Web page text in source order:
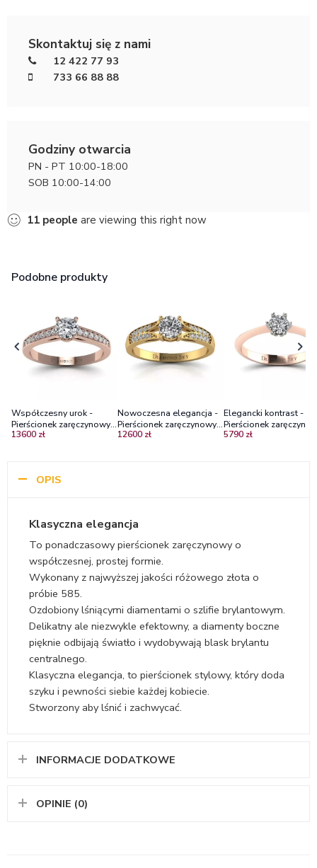
Skontaktuj się z nami
12 422 77 93
733 66 88 88
Godziny otwarcia
PN - PT 10:00-18:00
SOB 10:00-14:00
11 people are viewing this right now
Podobne produkty
Współczesny urok -
Pierścionek zaręczynowy z
różowego złota z
13600 zł
Nowoczesna elegancja -
Pierścionek zaręczynowy z
żółtego złota z brylantami
12600 zł
Elegancki kontrast -
Pierścionek
brylantem, różowe i
5790 zł
OPIS
Klasyczna elegancja
To ponadczasowy pierścionek zaręczynowy o
współczesnej, prostej formie.
Wykonany z najwyższej jakości różowego złota o
próbie 585.
Ozdobiony lśniącymi diamentami o szlifie brylantowym.
Delikatny ale niezwykle efektowny, a diamenty boczne
pięknie odbijają światło i wydobywają blask brylantu
centralnego.
Klasyczna elegancja, to pierścionek stylowy, który doda
szyku i pewności siebie każdej kobiecie.
Stworzony aby lśnić i zachwycać.
INFORMACJE DODATKOWE
OPINIE (0)